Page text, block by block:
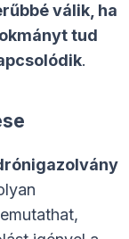
válik, ha
tud
.